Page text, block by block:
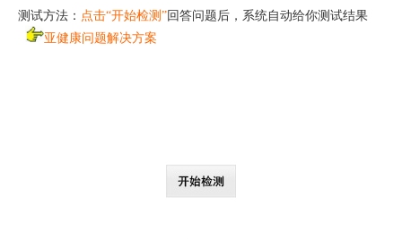
测试方法： 点击“开始检测”回答问题后，系统自动给你测试结果
亚健康问题解决方案